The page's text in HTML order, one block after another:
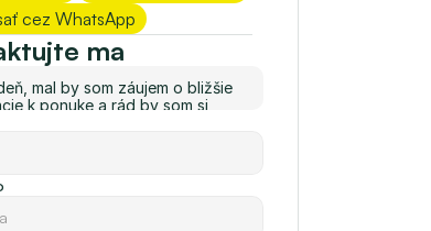
cez WhatsApp
ma